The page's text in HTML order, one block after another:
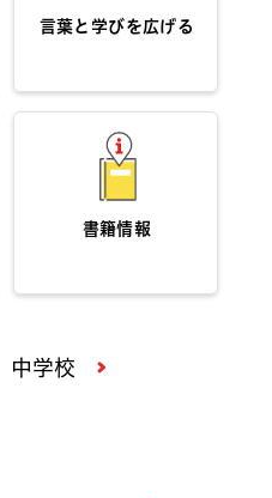
言葉と学びを広げる
書籍情報
中学校